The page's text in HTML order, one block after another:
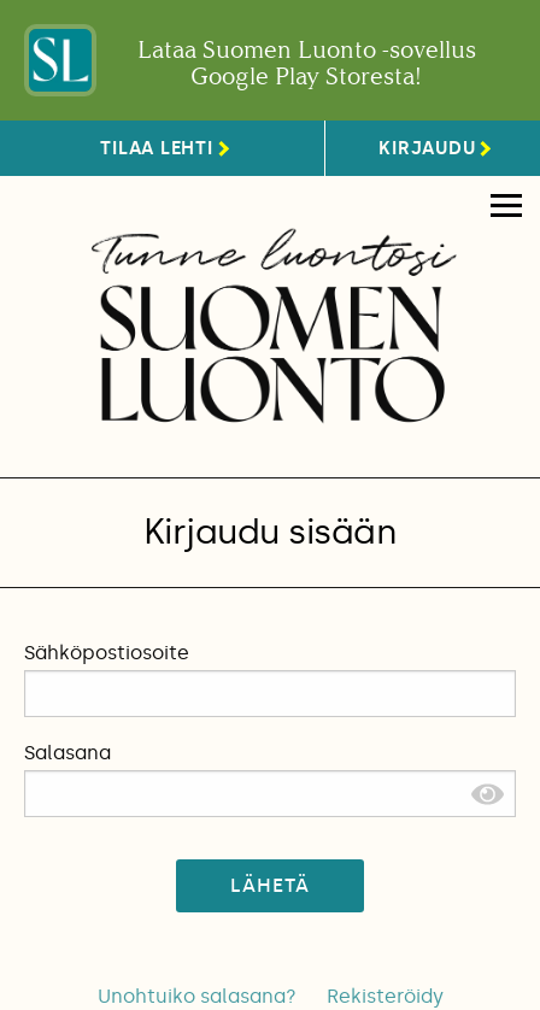
Lataa Suomen Luonto -sovellus
Google Play Storesta!
TILAA LEHTI KIRJAUDU
Kirjaudu sisään
Sähköpostiosoite
Salasana
LÄHETÄ
Unohtuiko salasana? Rekisteröidy